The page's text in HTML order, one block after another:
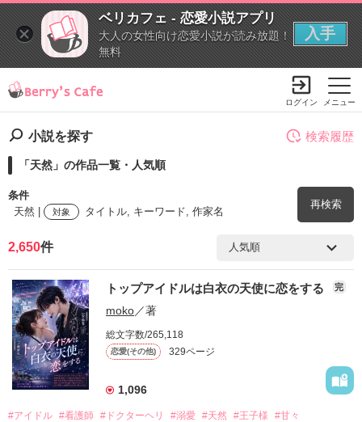
ベリカフェ - 恋愛小説アプリ
大人の女性向け恋愛小説が読み放題！
無料
入手
メニュー
ログイン
小説を探す
「天然」の作品一覧・人気順
条件
天然 |
対象 タイトル, キーワード, 作家名
再検索
検索ワード
を含む
詳しく検索
検索履歴
2,650件
トップアイドルは白衣の天使に恋をする 完
moko／著
総文字数/265,118
恋愛(その他) 329ページ
1,096
#アイドル #看護師 #ドクターヘリ #溺愛 #天然 #王子様
#甘々